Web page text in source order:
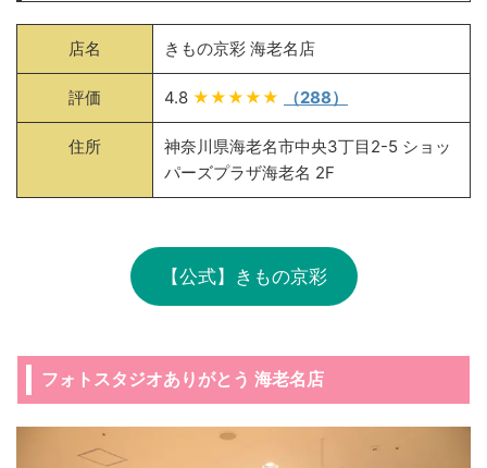
店名 きもの京彩 海老名店
評価 4.8 ★★★★★ （288）
住所
神奈川県海老名市中央3丁目2-5 ショッ
パーズプラザ海老名 2F
【公式】きもの京彩
フォトスタジオありがとう 海老名店